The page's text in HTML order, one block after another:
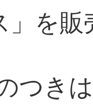
」を
き